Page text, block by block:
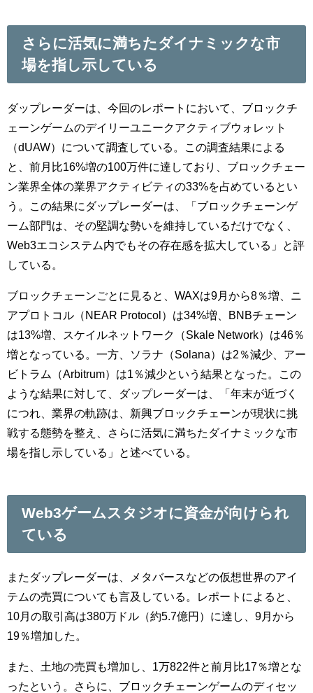
さらに活気に満ちたダイナミックな市
場を指し示している
ダップレーダーは、今回のレポートにおいて、ブロックチ
ェーンゲームのデイリーユニークアクティブウォレット
（dUAW）について調査している。この調査結果による
と、前月比16%増の100万件に達しており、ブロックチェー
ン業界全体の業界アクティビティの33%を占めているとい
う。この結果にダップレーダーは、「ブロックチェーンゲ
ーム部門は、その堅調な勢いを維持しているだけでなく、
Web3エコシステム内でもその存在感を拡大している」と評
している。
ブロックチェーンごとに見ると、WAXは9月から8％増、ニ
アプロトコル（NEAR Protocol）は34%増、BNBチェーン
は13%増、スケイルネットワーク（Skale Network）は46％
増となっている。一方、ソラナ（Solana）は2％減少、アー
ビトラム（Arbitrum）は1％減少という結果となった。この
ような結果に対して、ダップレーダーは、「年末が近づく
につれ、業界の軌跡は、新興ブロックチェーンが現状に挑
戦する態勢を整え、さらに活気に満ちたダイナミックな市
場を指し示している」と述べている。
Web3ゲームスタジオに資金が向けられ
ている
またダップレーダーは、メタバースなどの仮想世界のアイ
テムの売買についても言及している。レポートによると、
10月の取引高は380万ドル（約5.7億円）に達し、9月から
19％増加した。
また、土地の売買も増加し、1万822件と前月比17％増とな
ったという。さらに、ブロックチェーンゲームのディセッ